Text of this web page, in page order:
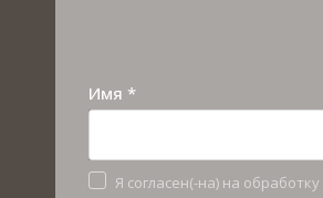
Имя *
Я согласен(-на) на обработку